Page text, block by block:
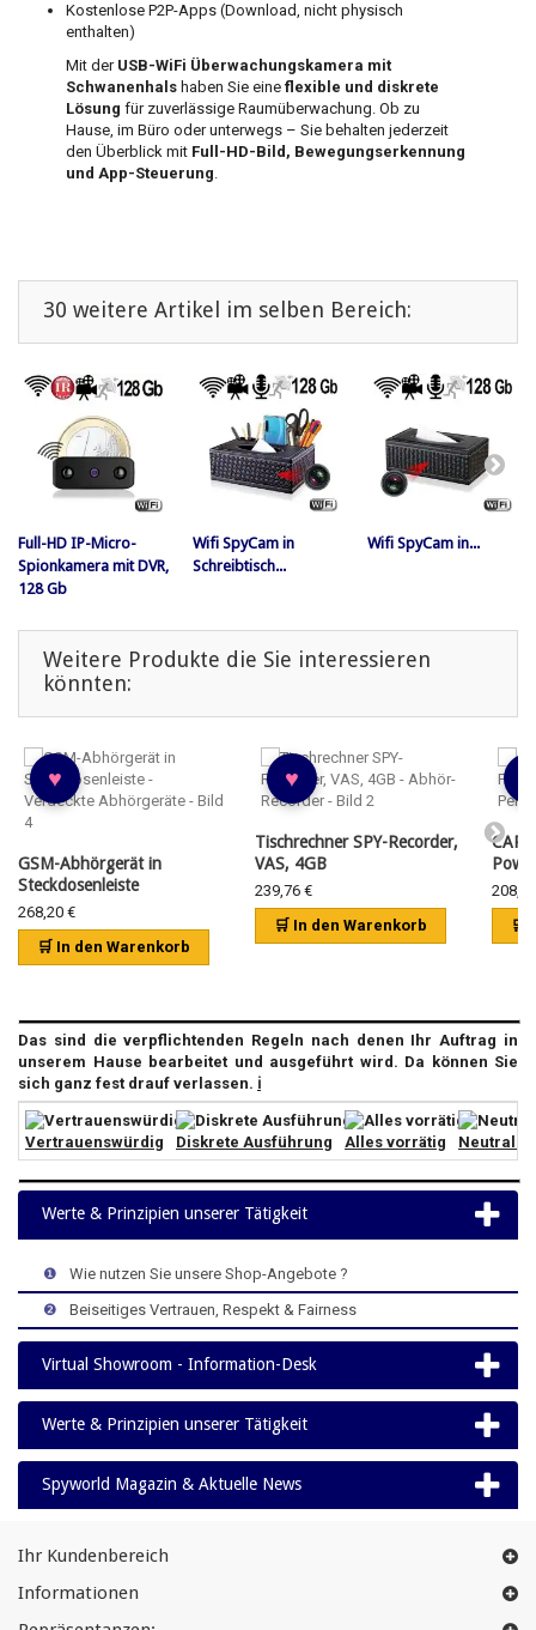
Kostenlose P2P-Apps (Download, nicht physisch
enthalten)
Mit der USB-WiFi Überwachungskamera mit
Schwanenhals haben Sie eine flexible und diskrete
Lösung für zuverlässige Raumüberwachung. Ob zu
Hause, im Büro oder unterwegs – Sie behalten jederzeit
den Überblick mit Full-HD-Bild, Bewegungserkennung
und App-Steuerung.
30 weitere Artikel im selben Bereich:
Full-HD IP-Micro-
Spionkamera mit DVR,
128 Gb
Wifi SpyCam in
Schreibtisch...
Wifi SpyCam in...
Weitere Produkte die Sie interessieren
könnten:
GSM-Abhörgerät in
Steckdosenleiste
268,20 €
🛒 In den Warenkorb
♥
Tischrechner SPY-Recorder,
VAS, 4GB
239,76 €
🛒 In den Warenkorb
♥
CAR
🛒
Das sind die verpflichtenden Regeln nach denen Ihr Auftrag in
unserem Hause bearbeitet und ausgeführt wird. Da können Sie
sich ganz fest drauf verlassen. ℹ️
Vertrauenswürdig Diskrete Ausführung Alles vorrätig Neutrale
Werte & Prinzipien unserer Tätigkeit
❶
Wie nutzen Sie unsere Shop-Angebote ?
❷ Beiseitiges Vertrauen, Respekt & Fairness
Virtual Showroom - Information-Desk
Werte & Prinzipien unserer Tätigkeit
Spyworld Magazin & Aktuelle News
Ihr Kundenbereich
Informationen